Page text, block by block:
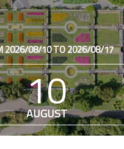
2026/08/10 TO 2026/08/17
10
AUGUST